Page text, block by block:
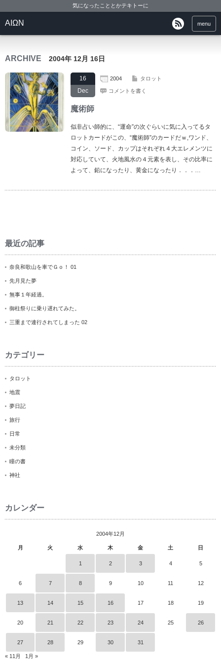
気になったこととかテキトーに
ΑΙΩΝ menu
ARCHIVE 2004年 12月 16日
16
Dec
2004 タロット
コメントを書く
魔術師
似非占い師的に、“運命”の次ぐらいに気に入ってるタ
ロットカードがこの、“魔術師”のカードだｗ,ワンド、
コイン、ソード、カップはそれぞれ４大エレメンツに
対応していて、火地風水の４元素を表し、その比率に
よって、鉛になったり、黄金になったり．．．…
最近の記事
奈良和歌山を車でＧｏ！ 01
先月見た夢
無事１年経過。
御柱祭りに乗り遅れてみた。
三重まで連行されてしまった 02
カテゴリー
タロット
地震
夢日記
旅行
日常
未分類
瞳の書
神社
カレンダー
2004年12月
月 火 水 木 金 土 日
1 2 3 4 5
6 7 8 9 10 11 12
13 14 15 16 17 18 19
20 21 22 23 24 25 26
27 28 29 30 31
« 11月 1月 »